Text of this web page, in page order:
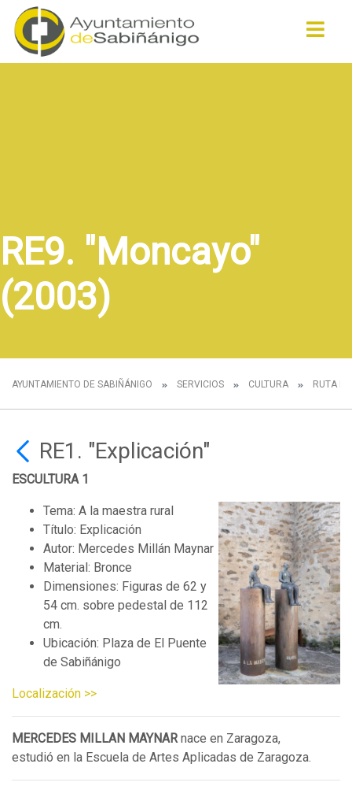
RE9. "Moncayo"
(2003)
AYUNTAMIENTO DE SABIÑÁNIGO SERVICIOS CULTURA RUTA
RE1. "Explicación"
ESCULTURA 1
Tema: A la maestra rural
Título: Explicación
Autor: Mercedes Millán Maynar
Material: Bronce
Dimensiones: Figuras de 62 y
54 cm. sobre pedestal de 112
cm.
Ubicación: Plaza de El Puente
de Sabiñánigo
Localización >>
MERCEDES MILLAN MAYNARnace en Zaragoza,
estudió en la Escuela de Artes Aplicadas de Zaragoza.